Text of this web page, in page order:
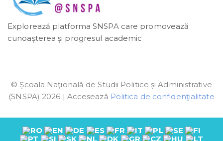
Explorează platforma SNSPA care promovează
cunoașterea și progresul academic
© Școala Naţională de Studii Politice și Administrative
(SNSPA) 2026 | Accesează Politica de confidenţialitate